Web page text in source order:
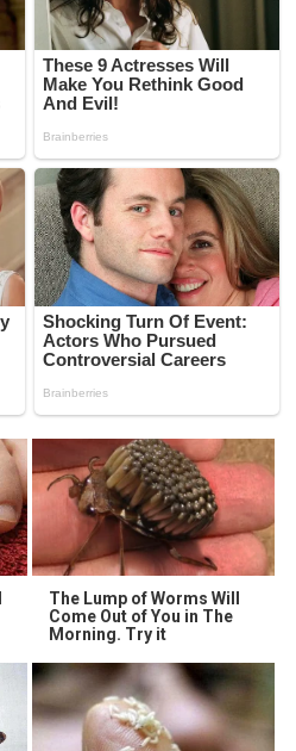
The Lump of Worms Will
Come Out of You in The
Morning. Try it